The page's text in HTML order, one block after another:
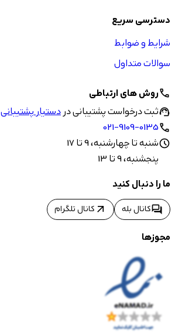
دسترسی سریع
شرایط و ضوابط
سوالات متداول
callروش های ارتباطی
support_agentثبت درخواست پشتیبانی دردستیار پشتیبانی
call
021-9109-0135
scheduleشنبه تا چهارشنبه، 9 تا 17
پنجشنبه، 9 تا 13
ما را دنبال کنید
forumکانال بله arrow_outward کانال تلگرام
مجوزها